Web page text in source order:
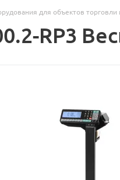
для объектов
RP3